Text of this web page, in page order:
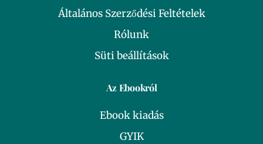
Általános Szerződési Feltételek
Rólunk
Süti beállítások
Az Ebookról
Ebook kiadás
GYIK